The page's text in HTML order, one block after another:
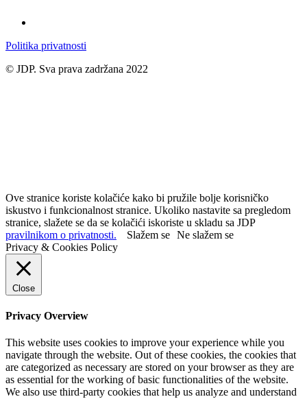
Politika privatnosti
© JDP. Sva prava zadržana 2022
Ove stranice koriste kolačiće kako bi pružile bolje korisničko
iskustvo i funkcionalnost stranice. Ukoliko nastavite sa pregledom
stranice, slažete se da se kolačići iskoriste u skladu sa JDP
pravilnikom o privatnosti.
Slažem se Ne slažem se
Privacy & Cookies Policy
Close
Privacy Overview
This website uses cookies to improve your experience while you
navigate through the website. Out of these cookies, the cookies that
are categorized as necessary are stored on your browser as they are
as essential for the working of basic functionalities of the website.
We also use third-party cookies that help us analyze and understand